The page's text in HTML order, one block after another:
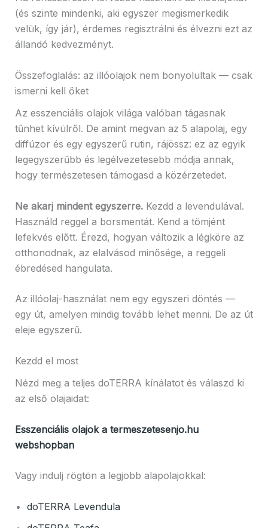
(és szinte mindenki, aki egyszer megismerkedik
velük, így jár), érdemes regisztrálni és élvezni ezt az
állandó kedvezményt.
Összefoglalás: az illóolajok nem bonyolultak — csak
ismerni kell őket
Az esszenciális olajok világa valóban tágasnak
tűnhet kívülről. De amint megvan az 5 alapolaj, egy
diffúzor és egy egyszerű rutin, rájössz: ez az egyik
legegyszerűbb és legélvezetesebb módja annak,
hogy természetesen támogasd a közérzetedet.
Ne akarj mindent egyszerre.Kezdd a levendulával.
Használd reggel a borsmentát. Kend a tömjént
lefekvés előtt. Érezd, hogyan változik a légköre az
otthonodnak, az elalvásod minősége, a reggeli
ébredésed hangulata.
Az illóolaj-használat nem egy egyszeri döntés —
egy út, amelyen mindig tovább lehet menni. De az út
eleje egyszerű.
Kezdd el most
Nézd meg a teljes doTERRA kínálatot és válaszd ki
az első olajaidat:
Esszenciális olajok a termeszetesenjo.hu
webshopban
Vagy indulj rögtön a legjobb alapolajokkal:
doTERRA Levendula